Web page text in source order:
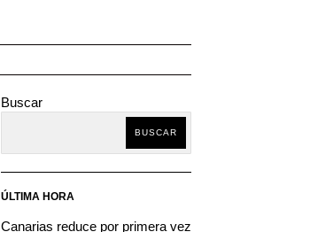
Buscar
BUSCAR
ÚLTIMA HORA
Canarias reduce por primera vez